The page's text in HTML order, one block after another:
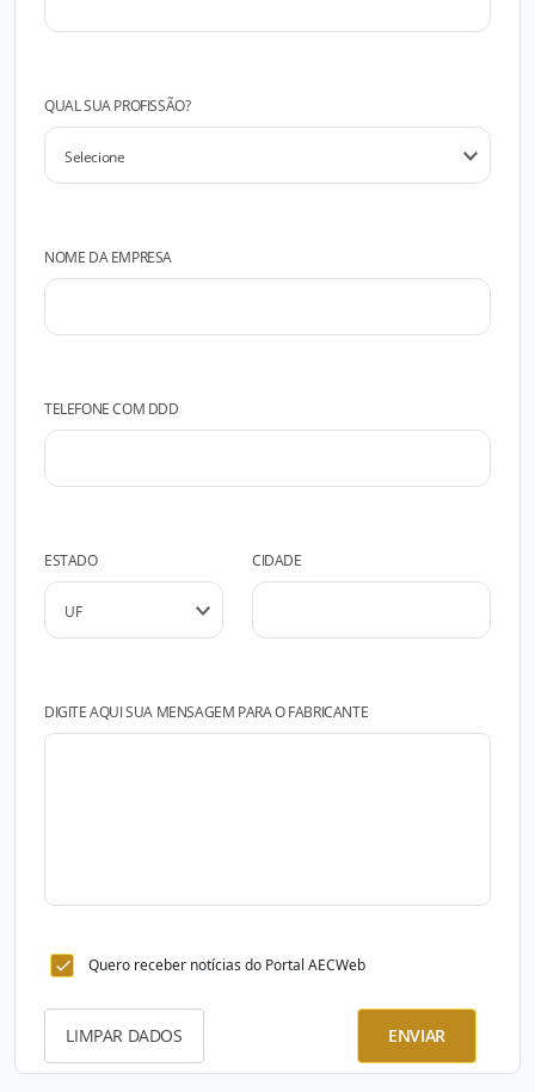
QUAL SUA PROFISSÃO?
NOME DA EMPRESA
TELEFONE COM DDD
ESTADO CIDADE
DIGITE AQUI SUA MENSAGEM PARA O FABRICANTE
Quero receber notícias do Portal AECWeb
LIMPAR DADOS ENVIAR